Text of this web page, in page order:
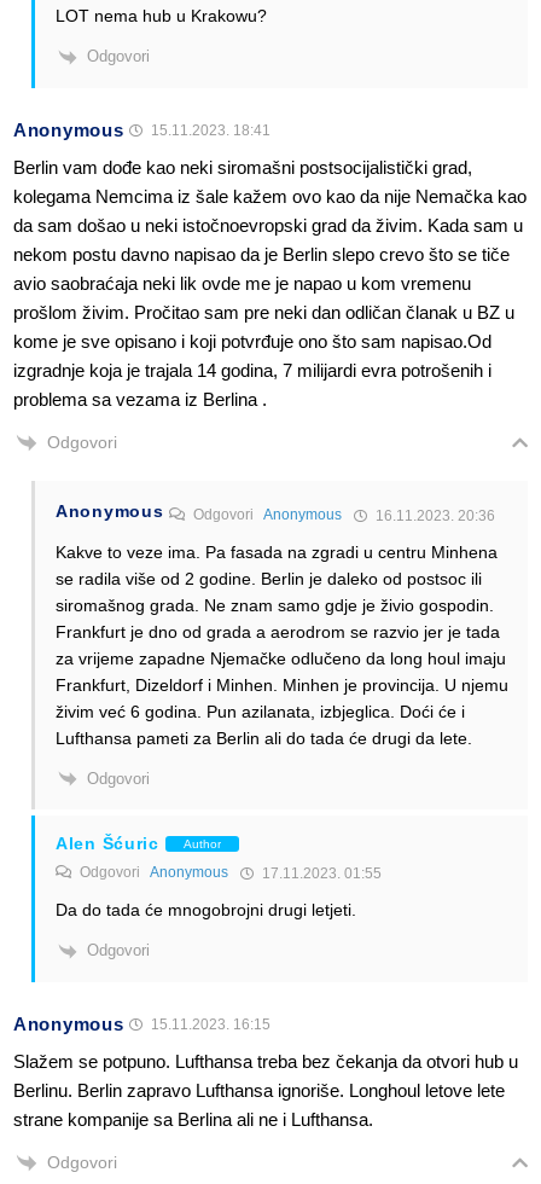
LOT nema hub u Krakowu?
Odgovori
Anonymous 15.11.2023. 18:41
Berlin vam dođe kao neki siromašni postsocijalistički grad,
kolegama Nemcima iz šale kažem ovo kao da nije Nemačka kao
da sam došao u neki istočnoevropski grad da živim. Kada sam u
nekom postu davno napisao da je Berlin slepo crevo što se tiče
avio saobraćaja neki lik ovde me je napao u kom vremenu
prošlom živim. Pročitao sam pre neki dan odličan članak u BZ u
kome je sve opisano i koji potvrđuje ono što sam napisao.Od
izgradnje koja je trajala 14 godina, 7 milijardi evra potrošenih i
problema sa vezama iz Berlina .
Odgovori
Anonymous OdgovoriAnonymous 16.11.2023. 20:36
Kakve to veze ima. Pa fasada na zgradi u centru Minhena
se radila više od 2 godine. Berlin je daleko od postsoc ili
siromašnog grada. Ne znam samo gdje je živio gospodin.
Frankfurt je dno od grada a aerodrom se razvio jer je tada
za vrijeme zapadne Njemačke odlučeno da long houl imaju
Frankfurt, Dizeldorf i Minhen. Minhen je provincija. U njemu
živim već 6 godina. Pun azilanata, izbjeglica. Doći će i
Lufthansa pameti za Berlin ali do tada će drugi da lete.
Odgovori
Alen Šćuric Author
Odgovori Anonymous 17.11.2023. 01:55
Da do tada će mnogobrojni drugi letjeti.
Odgovori
Anonymous 15.11.2023. 16:15
Slažem se potpuno. Lufthansa treba bez čekanja da otvori hub u
Berlinu. Berlin zapravo Lufthansa ignoriše. Longhoul letove lete
strane kompanije sa Berlina ali ne i Lufthansa.
Odgovori